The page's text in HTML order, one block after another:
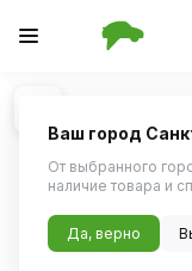
1/3
Антифриз
3 026 ₽
4.0
Ваш город
От выбранного
наличие товара и
Да, верно